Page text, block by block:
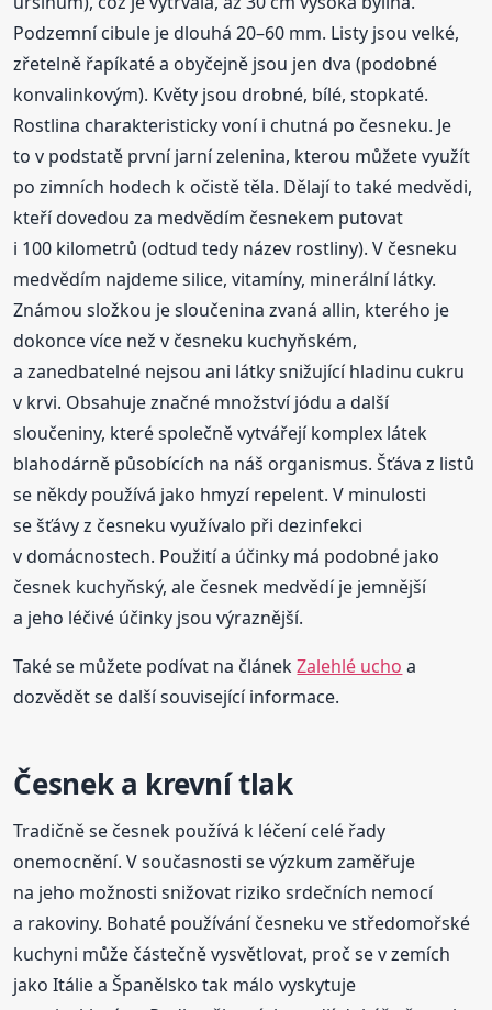
Podzemní cibule je dlouhá 20–60 mm. Listy jsou velké,
zřetelně řapíkaté a obyčejně jsou jen dva (podobné
konvalinkovým). Květy jsou drobné, bílé, stopkaté.
Rostlina charakteristicky voní i chutná po česneku. Je
to v podstatě první jarní zelenina, kterou můžete využít
po zimních hodech k očistě těla. Dělají to také medvědi,
kteří dovedou za medvědím česnekem putovat
i 100 kilometrů (odtud tedy název rostliny). V česneku
medvědím najdeme silice, vitamíny, minerální látky.
Známou složkou je sloučenina zvaná allin, kterého je
dokonce více než v česneku kuchyňském,
a zanedbatelné nejsou ani látky snižující hladinu cukru
v krvi. Obsahuje značné množství jódu a další
sloučeniny, které společně vytvářejí komplex látek
blahodárně působících na náš organismus. Šťáva z listů
se někdy používá jako hmyzí repelent. V minulosti
se šťávy z česneku využívalo při dezinfekci
v domácnostech. Použití a účinky má podobné jako
česnek kuchyňský, ale česnek medvědí je jemnější
a jeho léčivé účinky jsou výraznější.
Také se můžete podívat na článekZalehlé ucho a
dozvědět se další související informace.
Česnek a krevní tlak
Tradičně se česnek používá k léčení celé řady
onemocnění. V současnosti se výzkum zaměřuje
na jeho možnosti snižovat riziko srdečních nemocí
a rakoviny. Bohaté používání česneku ve středomořské
kuchyni může částečně vysvětlovat, proč se v zemích
jako Itálie a Španělsko tak málo vyskytuje